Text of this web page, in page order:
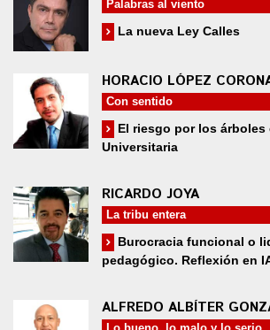
Palabras al viento
La nueva Ley Calles
HORACIO LÓPEZ
Con sentido
El riesgo por los árboles
Universitaria
RICARDO JOYA
La tribu entera
Burocracia funcional o
pedagógico. Reflexión en
ALFREDO ALBÍTER